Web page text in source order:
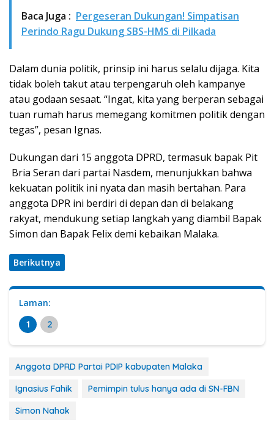
Baca Juga : Pergeseran Dukungan! Simpatisan
Perindo Ragu Dukung SBS-HMS di Pilkada
Dalam dunia politik, prinsip ini harus selalu dijaga. Kita
tidak boleh takut atau terpengaruh oleh kampanye
atau godaan sesaat. “Ingat, kita yang berperan sebagai
tuan rumah harus memegang komitmen politik dengan
tegas”, pesan Ignas.
Dukungan dari 15 anggota DPRD, termasuk bapak Pit
Bria Seran dari partai Nasdem, menunjukkan bahwa
kekuatan politik ini nyata dan masih bertahan. Para
anggota DPR ini berdiri di depan dan di belakang
rakyat, mendukung setiap langkah yang diambil Bapak
Simon dan Bapak Felix demi kebaikan Malaka.
Berikutnya
Laman:
1
2
Anggota DPRD Partai PDIP kabupaten Malaka
Ignasius Fahik
Pemimpin tulus hanya ada di SN-FBN
Simon Nahak